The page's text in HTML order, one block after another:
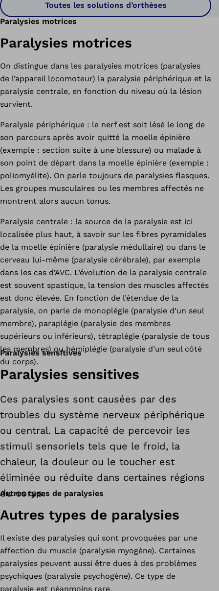
Toutes les solutions d’orthèses
Paralysies motrices
Paralysies motrices
On distingue dans les paralysies motrices (paralysies
de l’appareil locomoteur) la paralysie périphérique et la
paralysie centrale, en fonction du niveau où la lésion
survient.
Paralysie périphérique : le nerf est soit lésé le long de
son parcours après avoir quitté la moelle épinière
(exemple : section suite à une blessure) ou malade à
son point de départ dans la moelle épinière (exemple :
poliomyélite). On parle toujours de paralysies flasques.
Les groupes musculaires ou les membres affectés ne
montrent alors aucun tonus.
Paralysie centrale : la source de la paralysie est ici
localisée plus haut, à savoir sur les fibres pyramidales
de la moelle épinière (paralysie médullaire) ou dans le
cerveau lui-même (paralysie cérébrale), par exemple
dans les cas d’AVC. L’évolution de la paralysie centrale
est souvent spastique, la tension des muscles affectés
est donc élevée. En fonction de l’étendue de la
paralysie, on parle de monoplégie (paralysie d’un seul
membre), paraplégie (paralysie des membres
supérieurs ou inférieurs), tétraplégie (paralysie de tous
les membres) ou hémiplégie (paralysie d’un seul côté
du corps).
Paralysies sensitives
Paralysies sensitives
Ces paralysies sont causées par des
troubles du système nerveux périphérique
ou central. La capacité de percevoir les
stimuli sensoriels tels que le froid, la
chaleur, la douleur ou le toucher est
éliminée ou réduite dans certaines régions
du corps.
Autres types de paralysies
Autres types de paralysies
Il existe des paralysies qui sont provoquées par une
affection du muscle (paralysie myogène). Certaines
paralysies peuvent aussi être dues à des problèmes
psychiques (paralysie psychogène). Ce type de
paralysie est néanmoins rare.